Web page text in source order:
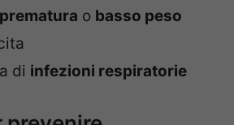
o basso peso
di infezioni respiratorie